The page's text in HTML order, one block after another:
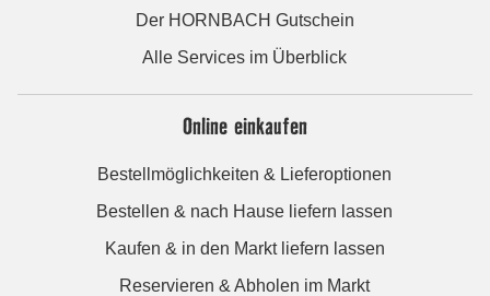
Der HORNBACH Gutschein
Alle Services im Überblick
Online einkaufen
Bestellmöglichkeiten & Lieferoptionen
Bestellen & nach Hause liefern lassen
Kaufen & in den Markt liefern lassen
Reservieren & Abholen im Markt